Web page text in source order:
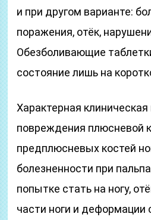
и при другом варианте:
поражения, отёк,
Обезболивающие
состояние лишь на
Характерная клиническая
повреждения плюсневой
предплюсневых костей
болезненности при
попытке стать на ногу,
части ноги и